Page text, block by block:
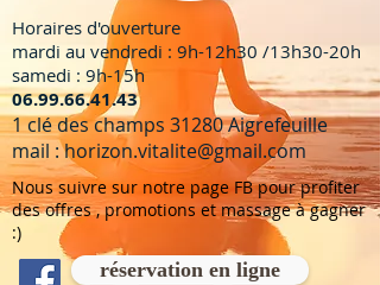
Horaires d'ouverture
mardi au vendredi : 9h-12h30 /13h30-20h
samedi : 9h-15h
​06.99.66.41.43
1 clé des champs 31280 Aigrefeuille
mail :horizon.vitalite@gmail.com
Nous suivre sur notre page FB pour profiter
des offres , promotions et massage à gagner
:)
réservation en ligne